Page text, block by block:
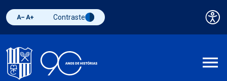
Diminuir fonte
Aumentar fonteAlternar contraste
Contraste